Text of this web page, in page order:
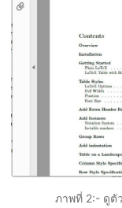
ภาพที่ 2:- ดูตั